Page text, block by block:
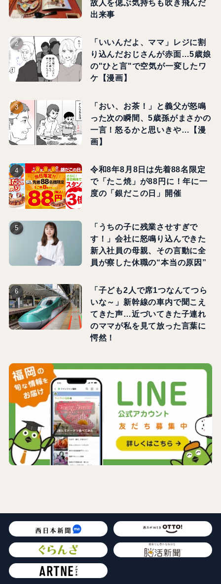
故人を偲ぶ気持ちも吹き飛んだ
出来事
「いいんだよ、ママ」レジに割
り込んだおじさんが赤面…5歳娘
の"ひと言"で空気が一変したワ
ケ【漫画】
「おい、お茶！」と義父が怒鳴
った次の瞬間、5歳孫がまさかの
一言！怒るかと思いきや…【漫
画】
令和8年8月8日は先着88名限定
で「たこ焼」が88円に！年に一
度の「銀だこの日」開催
「うちの子に残業させすぎで
す！」会社に怒鳴り込んできた
新入社員の母親、その言動に全
員が察した休職の“本当の原因”
「子ども2人で席1つなんてつら
いな～」新幹線の車内で聞こえ
てきた声…近づいてきた子連れ
のママが私を見て放った言葉に
愕然！